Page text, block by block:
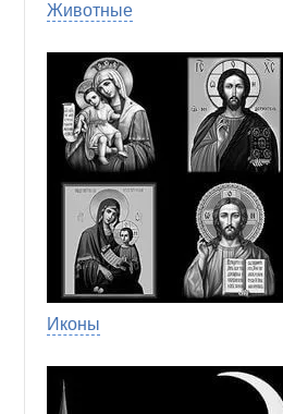
Животные
Иконы